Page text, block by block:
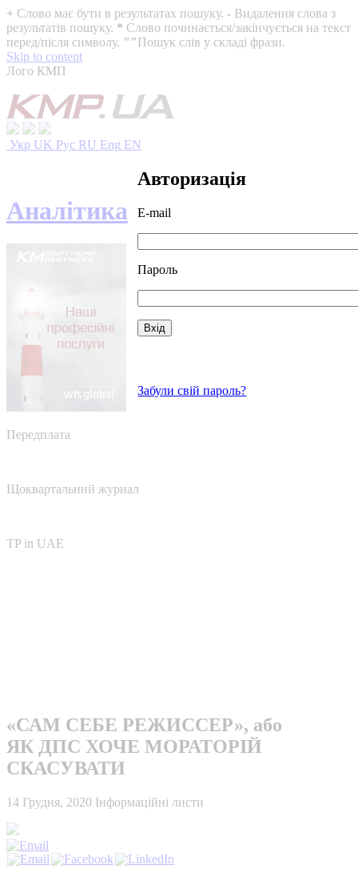
+ Слово має бути в результатах пошуку. - Видалення слова з
результатів пошуку. * Слово починається/закінчується на текст
перед/після символу. ""Пошук слів у складі фрази.
Skip to content
Лого КМП
Укр UK Рус RU Eng EN
Авторизація
E-mail
Пароль
Забули свій пароль?
Аналітика
Передплата
Щоквартальний журнал
TP in UAE
«САМ СЕБЕ РЕЖИССЕР», або
ЯК ДПС ХОЧЕ МОРАТОРІЙ
СКАСУВАТИ
14 Грудня, 2020 Інформаційні листи